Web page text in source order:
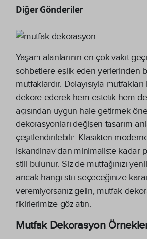
Diğer Gönderiler
Yaşam alanlarının en çok vakit
sohbetlere eşlik eden yerlerinden
mutfaklardır. Dolayısıyla
dekore ederek hem estetik hem
açısından uygun hale getirmek
dekorasyonları değişen tasarım
çeşitlendirilebilir. Klasikten
İskandinav’dan minimaliste kadar
stili bulunur. Siz de mutfağınızı
ancak hangi stili seçeceğinize
veremiyorsanız gelin, mutfak
fikirlerimize göz atın.
Mutfak Dekorasyon